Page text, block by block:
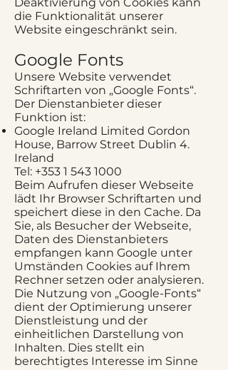
die Funktionalität unserer
Website eingeschränkt sein.
Google Fonts
Unsere Website verwendet
Schriftarten von „Google Fonts“.
Der Dienstanbieter dieser
Funktion ist:
Google Ireland Limited Gordon
House, Barrow Street Dublin 4.
Ireland
Tel: +353 1 543 1000
Beim Aufrufen dieser Webseite
lädt Ihr Browser Schriftarten und
speichert diese in den Cache. Da
Sie, als Besucher der Webseite,
Daten des Dienstanbieters
empfangen kann Google unter
Umständen Cookies auf Ihrem
Rechner setzen oder analysieren.
Die Nutzung von „Google-Fonts“
dient der Optimierung unserer
Dienstleistung und der
einheitlichen Darstellung von
Inhalten. Dies stellt ein
berechtigtes Interesse im Sinne